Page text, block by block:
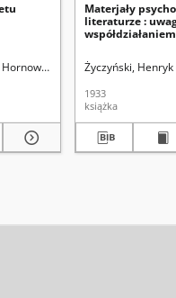
i Psychologii Kirenko,
Hornowski, Tomasz. Tł.
Materjały
literaturze :
współdziałaniem
szkole średniej
Życzyński,
1933
książka